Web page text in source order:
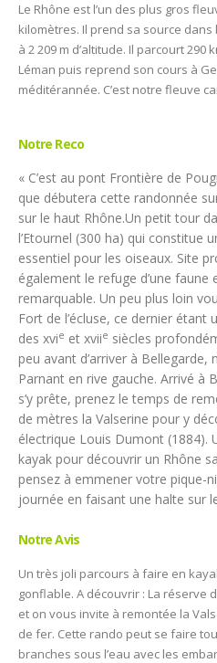
Le Rhône est l’un des plus gros
kilomètres. Il prend sa source dans
à 2 209 m d’altitude. Il parcourt 290
Léman puis reprend son cours à
méditérannée. C’est notre fleuve
Notre Reco
« C’est au pont Frontière de
que débutera cette randonnée
sur le haut Rhône.Un petit tour
l’Etournel (300 ha) qui constitue
essentiel pour les oiseaux. Site
également le refuge d’une faune
remarquable. Un peu plus loin
Fort de l’écluse, ce dernier
des xvie et xviie siècles
peu avant d’arriver à Bellegarde,
Parnant en rive gauche. Arrivé à
s’y prête, prenez le temps de
de mètres la Valserine pour y
électrique Louis Dumont (1884).
kayak pour découvrir un Rhône
pensez à emmener votre pique-
journée en faisant une halte sur
Notre Avis
Un très joli parcours à faire en
gonflable. A découvrir : La réserve
et on vous invite à remontée la
de fer. Cette rando peut se faire
branches sous l’eau avec les